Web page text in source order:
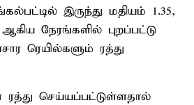
இருந்து மதியம் 1.35,
நேரங்களில் புறப்பட்டு
ரெயில்களும் ரத்து
ரத்து செய்யப்பட்டுள்ளதால்